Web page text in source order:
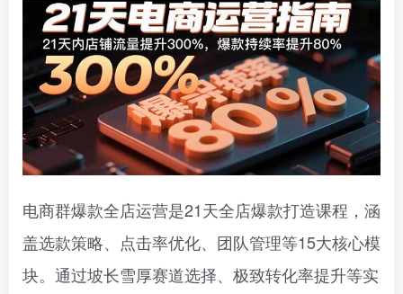
电商群爆款全店运营‌是21天全店爆款打造课程，涵
盖选款策略、点击率优化、团队管理等15大核心模
块。通过坡长雪厚赛道选择、极致转化率提升等实